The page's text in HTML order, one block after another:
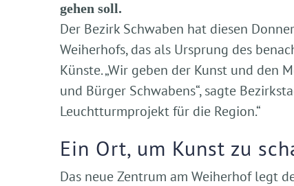
gehen soll.
Der Bezirk Schwaben hat diesen
Weiherhofs, das als Ursprung des
Künste. „Wir geben der Kunst und den
und Bürger Schwabens“, sagte
Leuchtturmprojekt für die Region.“
Ein Ort, um Kunst zu
Das neue Zentrum am Weiherhof legt